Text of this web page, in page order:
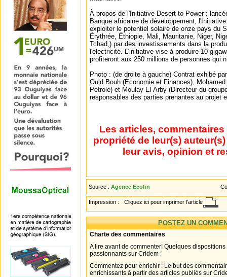
À propos de l'Initiative Desert to Power :
Banque africaine de développement,
exploiter le potentiel solaire de onze pays du
Érythrée, Éthiopie, Mali, Mauritanie, Niger,
Tchad,) par des investissements dans la
l'électricité. L’initiative vise à produire 10
profiteront aux 250 millions de personnes qui
Photo : (de droite à gauche) Contrat exhibé
Ould Bouh (Économie et Finances),
Pétrole) et Moulay El Arby (Directeur du
responsables des parties prenantes au projet
Les articles,
propriété de leur(s)
leur avis, opinion et
Source : Agence Ecofin
Impression : Cliquez ici pour imprimer l'article
POSTEZ UN
Charte des commentaires
A lire avant de commenter! Quelques
passionnants sur Cridem :
Commentez pour enrichir : Le but des
enrichissants à partir des articles publiés sur